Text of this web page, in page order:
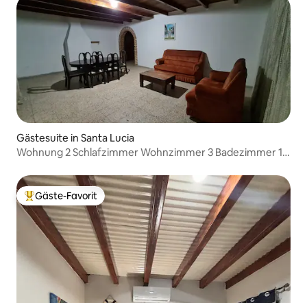
Gästesuite in Santa Lucia
Wohnung 2 Schlafzimmer Wohnzimmer 3 Badezimmer 1
Beliebter Gäste-Favorit.
Gäste-Favorit